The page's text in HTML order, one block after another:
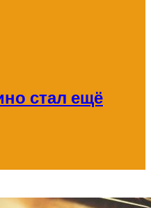
стал ещё